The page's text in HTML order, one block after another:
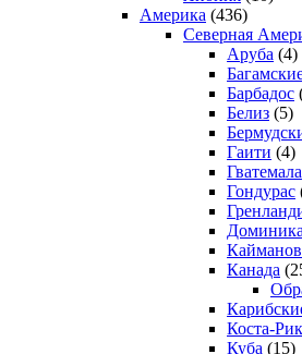
Америка (436)
Северная
Аруба (4)
Барбадос
Белиз (5)
Гаити (4)
Гватемала
Гондурас
Канада
Коста-
Куба (15)